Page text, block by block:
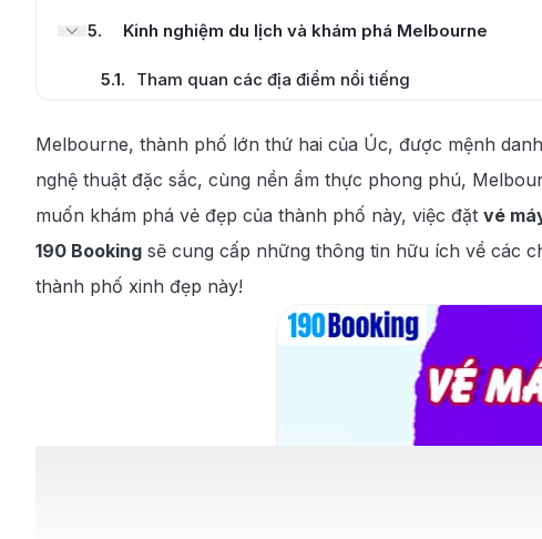
5. Kinh nghiệm du lịch và khám phá Melbourne
5.1. Tham quan các địa điểm nổi tiếng
Thưởng thức ẩm thực tại Melbourne
Melbourne, thành phố lớn thứ hai của Úc, được mệnh
nghệ thuật đặc sắc, cùng nền ẩm thực phong phú,
muốn khám phá vẻ đẹp của thành phố này, việc đặt vé
190 Booking sẽ cung cấp những thông tin hữu ích về các
thành phố xinh đẹp này!